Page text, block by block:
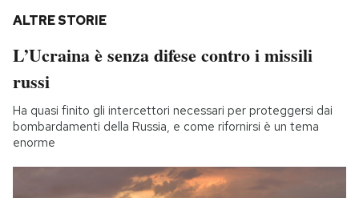
ALTRE STORIE
L’Ucraina è senza difese contro i missili
russi
Ha quasi finito gli intercettori necessari per proteggersi dai
bombardamenti della Russia, e come rifornirsi è un tema
enorme